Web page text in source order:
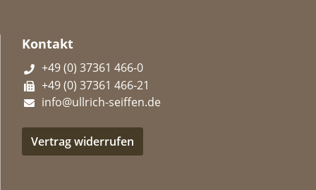
Kontakt
+49 (0) 37361 466-0
+49 (0) 37361 466-21
info@ullrich-seiffen.de
Vertrag widerrufen